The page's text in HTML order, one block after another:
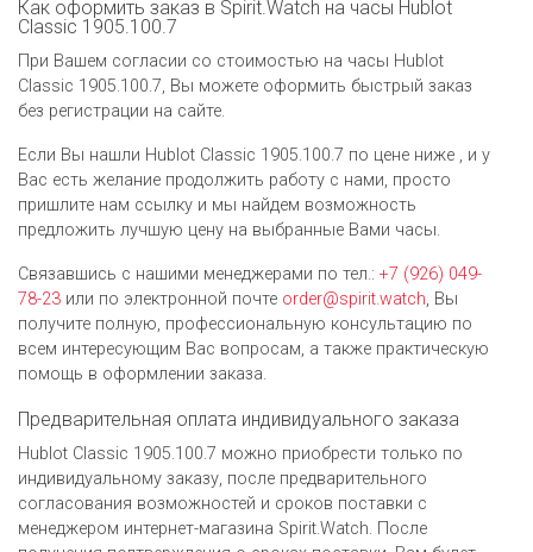
Как оформить заказ в Spirit.Watch на часы Hublot
Classic 1905.100.7
При Вашем согласии со стоимостью на часы Hublot
Classic 1905.100.7, Вы можете оформить быстрый заказ
без регистрации на сайте.
Если Вы нашли Hublot Classic 1905.100.7 по цене ниже , и у
Вас есть желание продолжить работу с нами, просто
пришлите нам ссылку и мы найдем возможность
предложить лучшую цену на выбранные Вами часы.
Связавшись с нашими менеджерами по тел.: +7 (926) 049-
78-23 или по электронной почте order@spirit.watch, Вы
получите полную, профессиональную консультацию по
всем интересующим Вас вопросам, а также практическую
помощь в оформлении заказа.
Предварительная оплата индивидуального заказа
Hublot Classic 1905.100.7 можно приобрести только по
индивидуальному заказу, после предварительного
согласования возможностей и сроков поставки с
менеджером интернет-магазина Spirit.Watch. После